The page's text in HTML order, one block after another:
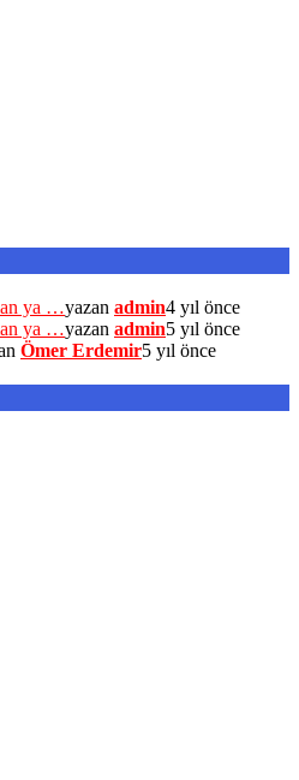
ya …yazan admin4 yıl önce
ya …yazan admin5 yıl önce
Ömer Erdemir5 yıl önce